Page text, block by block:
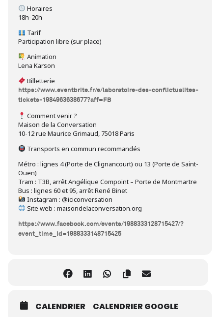
Horaires
18h-20h
Tarif
Participation libre (sur place)
Animation
Lena Karson
Billetterie
https://www.eventbrite.fr/e/laboratoire-des-conflictualites-
tickets-1984963638677?aff=FB
Comment venir ?
Maison de la Conversation
10-12 rue Maurice Grimaud, 75018 Paris
Transports en commun recommandés
Métro : lignes 4 (Porte de Clignancourt) ou 13 (Porte de Saint-
Ouen)
Tram : T3B, arrêt Angélique Compoint – Porte de Montmartre
Bus : lignes 60 et 95, arrêt René Binet
Instagram : @iciconversation
Site web : maisondelaconversation.org
https://www.facebook.com/events/1988333128715427/?
event_time_id=1988333148715425
CALENDRIER CALENDRIER GOOGLE